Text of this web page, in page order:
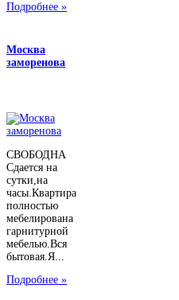
Подробнее »
Москва
заморенова
СВОБОДНА
Сдается на
сутки,на
часы.Квартира
полностью
мебелирована
гарнитурной
мебелью.Вся
бытовая.Я...
Подробнее »